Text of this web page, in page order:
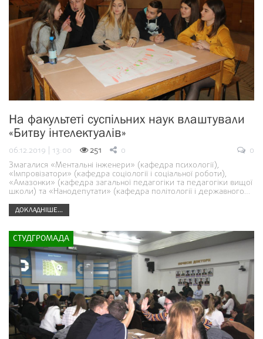
На факультеті суспільних наук влаштували
«Битву інтелектуалів»
06.12.2019 | 13:00 251 0
0
Змагалися «Ментальні інженери» (кафедра психології),
«Імпровізатори» (кафедра соціології і соціальної роботи),
«Амазонки» (кафедра загальної педагогіки та педагогіки вищої
школи) та «Нанодепутати» (кафедра політології і державного…
ДОКЛАДНІШЕ...
СТУДГРОМАДА